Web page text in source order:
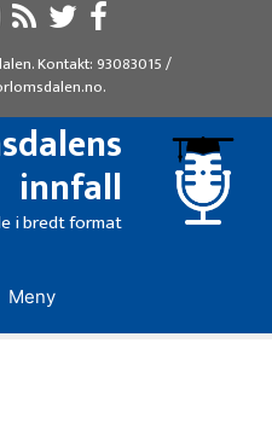
. Kontakt: 93083015/
.
innfall
i bredt format
Meny